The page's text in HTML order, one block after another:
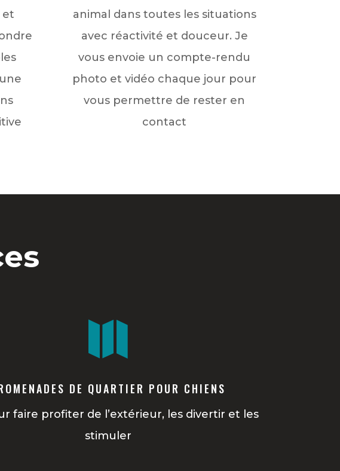
et
animal dans toutes les situations
avec réactivité et douceur. Je
vous envoie un compte-rendu
photo et vidéo chaque jour pour
vous permettre de rester en
contact

DE QUARTIER POUR CHIENS
faire profiter de l’extérieur, les divertir et les
stimuler